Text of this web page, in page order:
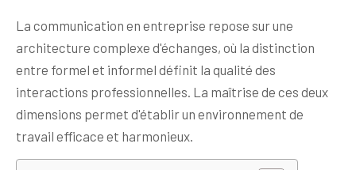
La communication en entreprise repose sur une
architecture complexe d'échanges, où la distinction
entre formel et informel définit la qualité des
interactions professionnelles. La maîtrise de ces deux
dimensions permet d'établir un environnement de
travail efficace et harmonieux.